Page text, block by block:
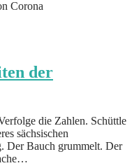
der
die Zahlen. Schüttle
sächsischen
Der Bauch grummelt. Der